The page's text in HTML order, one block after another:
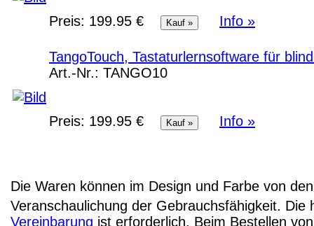
Preis: 199.95 € Info »
TangoTouch, Tastaturlernsoftware für
Art.-Nr.: TANGO10
Preis: 199.95 € Info »
Die Waren können im Design und Farbe von
Veranschaulichung der Gebrauchsfähigkeit.
Vereinbarung ist erforderlich. Beim Bestellen